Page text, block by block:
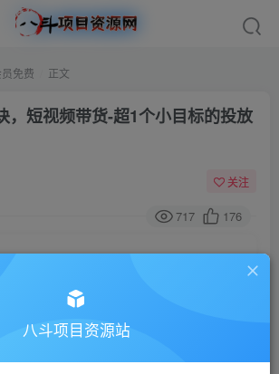
免费 正文
，短视频带货-超1个小目标的投放
关注
717 176
请付费后查看
金币9.9金币99
八斗项目资源站